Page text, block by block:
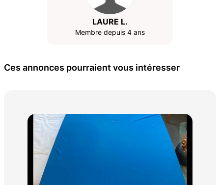
LAURE L.
Membre depuis 4 ans
Ces annonces pourraient vous intéresser